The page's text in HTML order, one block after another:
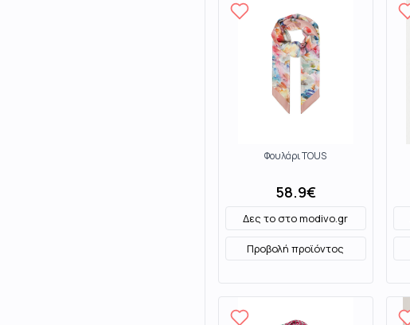
Φουλάρι TOUS
58.9€
Δες το στοmodivo.gr
Προβολή προϊόντος